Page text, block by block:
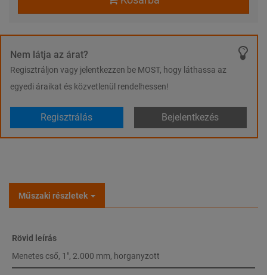
Nem látja az árat?
Regisztráljon vagy jelentkezzen be MOST, hogy láthassa az
egyedi áraikat és közvetlenül rendelhessen!
Regisztrálás Bejelentkezés
Műszaki részletek
Rövid leírás
Menetes cső, 1", 2.000 mm, horganyzott